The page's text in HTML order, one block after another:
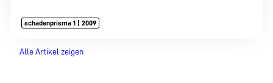
schadenprisma 1 | 2009
Alle Artikel zeigen